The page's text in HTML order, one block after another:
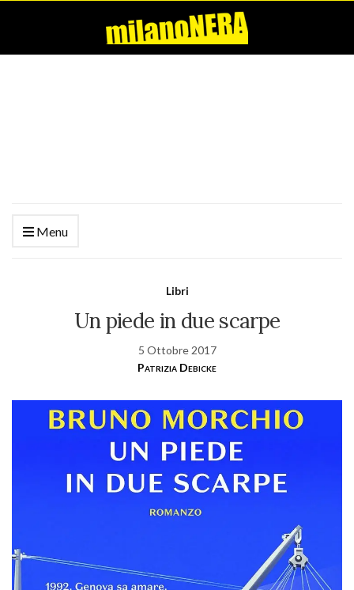
Menu
Libri
Un piede in due scarpe
5 Ottobre 2017
Patrizia Debicke